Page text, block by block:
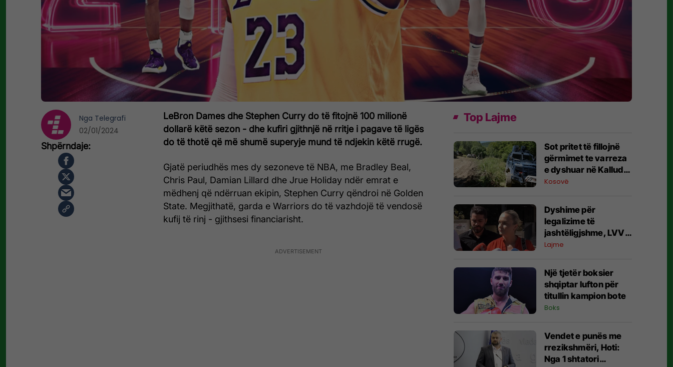
LeBron Dames dhe Stephen Curry do të fitojnë 100 milionë
dollarë këtë sezon - dhe kufiri gjithnjë në rritje i pagave të ligës
do të thotë që më shumë superyje mund të ndjekin këtë rrugë.
Gjatë periudhës mes dy sezoneve të NBA, me Bradley Beal,
Chris Paul, Damian Lillard dhe Jrue Holiday ndër emrat e
mëdhenj që ndërruan ekipin, Stephen Curry qëndroi në Golden
State. Megjithatë, garda e Warriors do të vazhdojë të vendosë
kufij të rinj - gjithsesi financiarisht.
Nga Telegrafi
02/01/2024
Top Lajme
​Sot pritet të fillojnë
gërmimet te varreza
e dyshuar në Kalludër
të Zubin Potokut
Kosovë
Dyshime për
legalizime të
jashtëligjshme, LVV
dorëzon kallëzim
Ramës dhe zyrtarëve
të kabinetit të tij
Lajme
Një tjetër boksier
shqiptar lufton për
titullin kampion bote
Boks
Vendet e punës me
rrezikshmëri, Hoti:
Nga 1 shtatori